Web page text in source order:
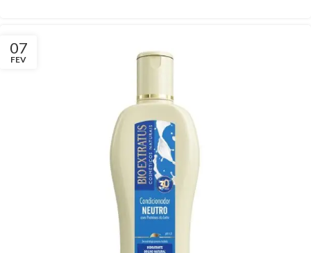
07
FEV